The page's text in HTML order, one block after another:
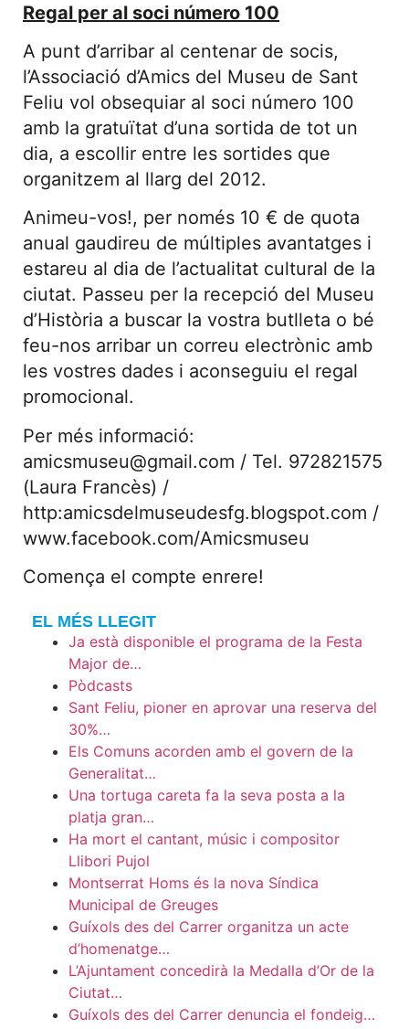
Regal per al soci número 100
A punt d’arribar al centenar de socis,
l’Associació d’Amics del Museu de Sant
Feliu vol obsequiar al soci número 100
amb la gratuïtat d’una sortida de tot un
dia, a escollir entre les sortides que
organitzem al llarg del 2012.
Animeu-vos!, per només 10 € de quota
anual gaudireu de múltiples avantatges i
estareu al dia de l’actualitat cultural de la
ciutat. Passeu per la recepció del Museu
d’Història a buscar la vostra butlleta o bé
feu-nos arribar un correu electrònic amb
les vostres dades i aconseguiu el regal
promocional.
Per més informació:
amicsmuseu@gmail.com / Tel. 972821575
(Laura Francès) /
http:amicsdelmuseudesfg.blogspot.com /
www.facebook.com/Amicsmuseu
Comença el compte enrere!
EL MÉS LLEGIT
Ja està disponible el programa de la Festa
Major de…
Pòdcasts
Sant Feliu, pioner en aprovar una reserva del
30%…
Els Comuns acorden amb el govern de la
Generalitat…
Una tortuga careta fa la seva posta a la
platja gran…
Ha mort el cantant, músic i compositor
Llibori Pujol
Montserrat Homs és la nova Síndica
Municipal de Greuges
Guíxols des del Carrer organitza un acte
d’homenatge…
L’Ajuntament concedirà la Medalla d’Or de la
Ciutat…
Guíxols des del Carrer denuncia el fondeig…